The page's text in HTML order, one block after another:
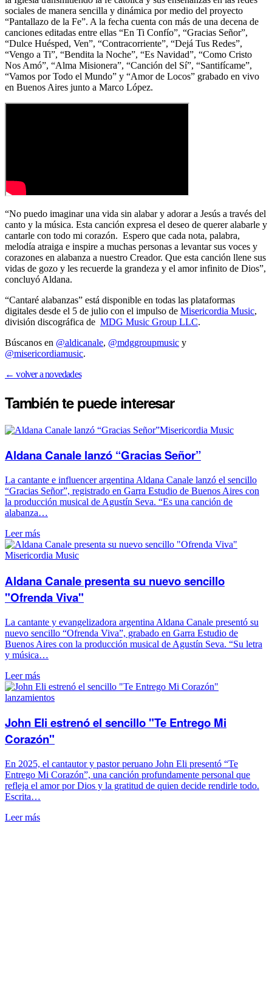
sociales de manera sencilla y dinámica por medio del proyecto
“Pantallazo de la Fe”. A la fecha cuenta con más de una decena de
canciones editadas entre ellas “En Ti Confío”, “Gracias Señor”,
“Dulce Huésped, Ven”, “Contracorriente”, “Dejá Tus Redes”,
“Vengo a Ti”, “Bendita la Noche”, “Es Navidad”, “Como Cristo
Nos Amó”, “Alma Misionera”, “Canción del Sí”, “Santifícame”,
“Vamos por Todo el Mundo” y “Amor de Locos” grabado en vivo
en Buenos Aires junto a Marco López.
“No puedo imaginar una vida sin alabar y adorar a Jesús a través del
canto y la música. Esta canción expresa el deseo de querer alabarle y
cantarle con todo mi corazón. Espero que cada nota, palabra,
melodía atraiga e inspire a muchas personas a levantar sus voces y
corazones en alabanza a nuestro Creador. Que esta canción llene sus
vidas de gozo y les recuerde la grandeza y el amor infinito de Dios”,
concluyó Aldana.
“Cantaré alabanzas” está disponible en todas las plataformas
digitales desde el 5 de julio con el impulso de Misericordia Music,
división discográfica de MDG Music Group LLC.
Búscanos en @aldicanale, @mdggroupmusic y
@misericordiamusic.
← volver a novedades
También te puedeinteresar
Misericordia Music
Aldana Canale lanzó “Gracias Señor”
La cantante e influencer argentina Aldana Canale lanzó el sencillo
“Gracias Señor”, registrado en Garra Estudio de Buenos Aires con
la producción musical de Agustín Seva. “Es una canción de
alabanza…
Leer más
Misericordia Music
Aldana Canale presenta su nuevo sencillo
"Ofrenda Viva"
La cantante y evangelizadora argentina Aldana Canale presentó su
nuevo sencillo “Ofrenda Viva”, grabado en Garra Estudio de
Buenos Aires con la producción musical de Agustín Seva. “Su letra
y música…
Leer más
lanzamientos
John Eli estrenó el sencillo "Te Entrego Mi
Corazón"
En 2025, el cantautor y pastor peruano John Eli presentó “Te
Entrego Mi Corazón”, una canción profundamente personal que
refleja el amor por Dios y la gratitud de quien decide rendirle todo.
Escrita…
Leer más